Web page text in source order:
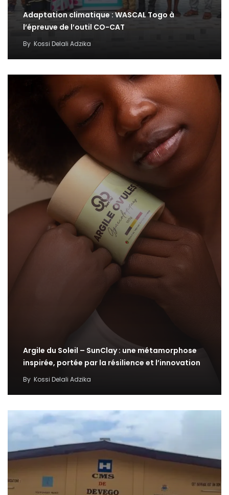
Adaptation climatique : WASCAL Togo à
l’épreuve de l’outil CO-CAT
By Kossi Delali Adzika
Argile du Soleil – SunClay : une métamorphose
inspirée, portée par la résilience et l’innovation
By Kossi Delali Adzika